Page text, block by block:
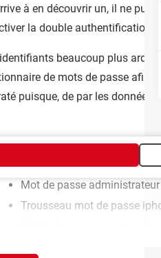
à en découvrir un, il ne
la double authentification
beaucoup plus ardus
de mots de passe afin
puisque, de par les données
Mot de passe
Trousseau mot de passe